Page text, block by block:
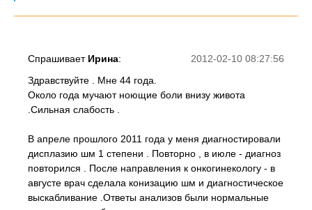
2012-02-10 08:27:56
Спрашивает Ирина:
Здравствуйте . Мне 44 года.
Около года мучают ноющие боли внизу живота
.Сильная слабость .
В апреле прошлого 2011 года у меня диагностировали
дисплазию шм 1 степени . Повторно , в июле - диагноз
повторился . После направления к онкогинекологу - в
августе врач сделала конизацию шм и диагностическое
выскабливание .Ответы анализов были нормальные